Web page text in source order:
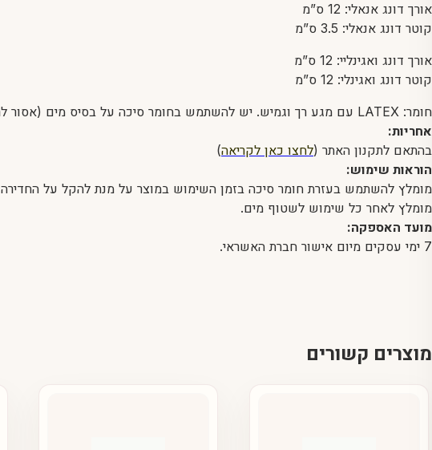
אורך דונג אנאלי: 12 ס”מ
קוטר דונג אנאלי: 3.5 ס”מ
אורך דונג ואגינליי: 12 ס”מ
קוטר דונג ואגינלי: 12 ס”מ
חומר: LATEX עם מגע רך וגמיש. יש להשתמש בחומר סיכה על בסיס מים (אסור לרגישים ללטקס)
אחריות:
בהתאם לתקנון האתר (לחצו כאן לקריאה)
הוראות שימוש:
מומלץ להשתמש בעזרת חומר סיכה בזמן השימוש במוצר על מנת להקל על החדירה
מומלץ לאחר כל שימוש לשטוף מים.
מועד האספקה:
7 ימי עסקים מיום אישור חברת האשראי.
מוצרים קשורים